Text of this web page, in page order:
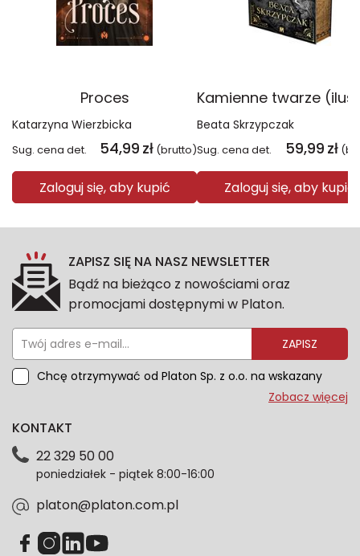
Proces
Katarzyna Wierzbicka
Sug. cena det. 54,99 zł (brutto)
Zaloguj się, aby kupić
Beata Skrzypczak
Sug. cena det. 59,99 zł
Zaloguj się, aby kupić
ZAPISZ SIĘ NA NASZ NEWSLETTER
Bądź na bieżąco z nowościami oraz
promocjami dostępnymi w Platon.
ZAPISZ
Chcę otrzymywać od Platon Sp. z o.o. na wskazany
przeze mnie adres e-mail informacje marketingowe
dotyczące danych osobowych znajdziesz w naszej
każdym czasie. Wycofanie zgody nie wpłynie na
zgodność z prawem przetwarzania dokonanego przed
Zobacz więcej
KONTAKT
22 329 50 00
poniedziałek - piątek 8:00-16:00
platon@platon.com.pl